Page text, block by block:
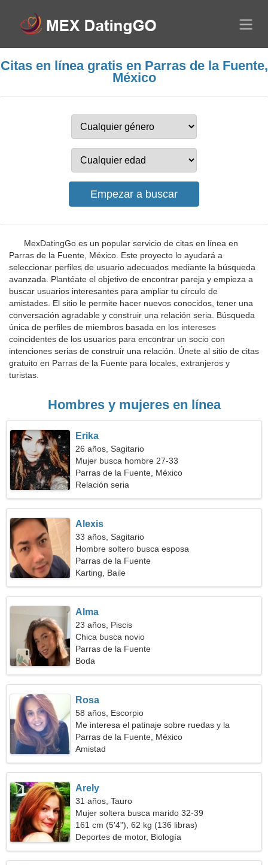
Citas en línea gratis en Parras de la Fuente,
México
MexDatingGo es un popular servicio de citas en línea en
Parras de la Fuente, México. Este proyecto lo ayudará a
seleccionar perfiles de usuario adecuados mediante la búsqueda
avanzada. Plantéate el objetivo de encontrar pareja y empieza a
buscar usuarios interesantes para ampliar tu círculo de
amistades. El sitio le permite hacer nuevos conocidos, tener una
conversación agradable y construir una relación seria. Búsqueda
única de perfiles de miembros basada en los intereses
coincidentes de los usuarios para encontrar un socio con
intenciones serias de construir una relación. Únete al sitio de citas
gratuito en Parras de la Fuente para locales, extranjeros y
turistas.
Hombres y mujeres en línea
Erika
26 años, Sagitario
Mujer busca hombre 27-33
Parras de la Fuente, México
Relación seria
Alexis
33 años, Sagitario
Hombre soltero busca esposa
Parras de la Fuente
Karting, Baile
Alma
23 años, Piscis
Chica busca novio
Parras de la Fuente
Boda
Rosa
58 años, Escorpio
Me interesa el patinaje sobre ruedas y la
meditación
Parras de la Fuente, México
Amistad
Arely
31 años, Tauro
Mujer soltera busca marido 32-39
161 cm (5'4"), 62 kg (136 libras)
Deportes de motor, Biología